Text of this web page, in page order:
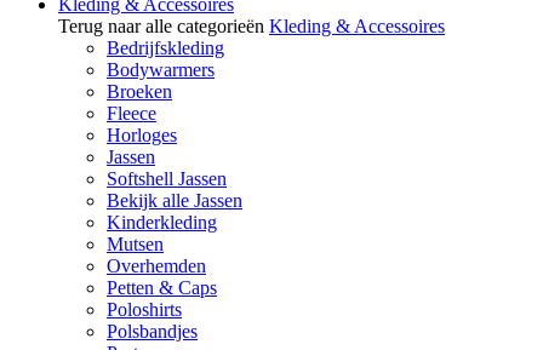
Kleding & Accessoires
Terug naar alle categorieën Kleding & Accessoires
Bedrijfskleding
Bodywarmers
Broeken
Fleece
Horloges
Jassen
Softshell Jassen
Bekijk alle Jassen
Kinderkleding
Mutsen
Overhemden
Petten & Caps
Poloshirts
Polsbandjes